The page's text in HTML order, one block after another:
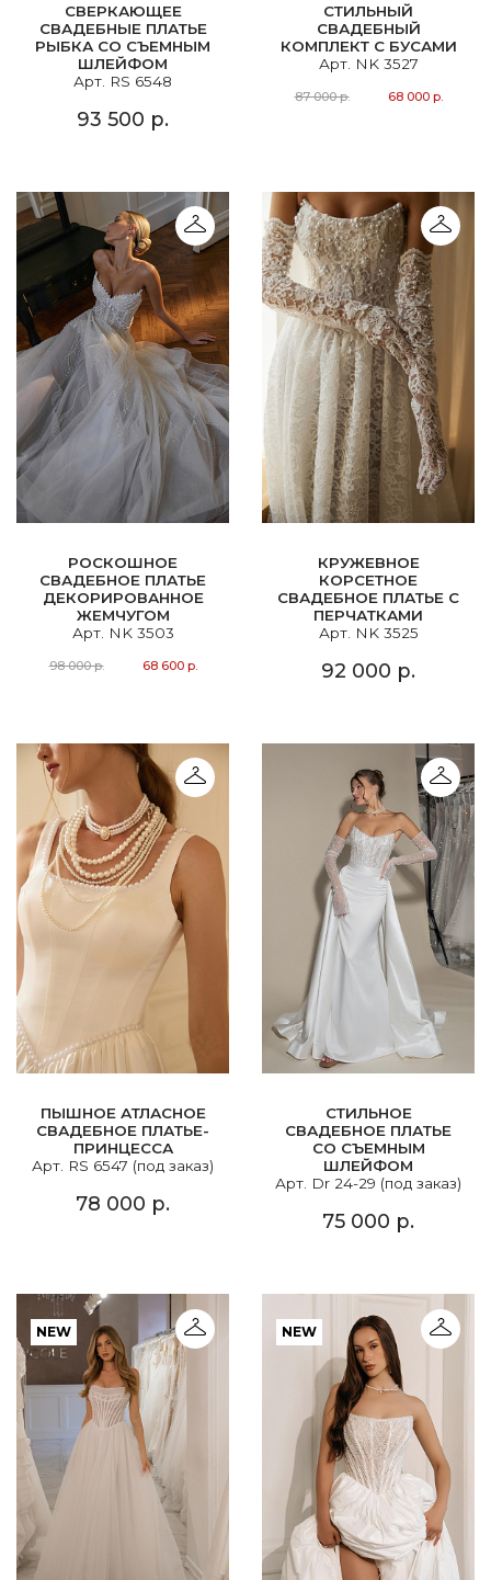
СВЕРКАЮЩЕЕ
СВАДЕБНЫЕ ПЛАТЬЕ
РЫБКА СО СЪЕМНЫМ
ШЛЕЙФОМ
Арт. RS 6548
93 500 р.
СТИЛЬНЫЙ
СВАДЕБНЫЙ
КОМПЛЕКТ С БУСАМИ
Арт. NK 3527
87 000 р. 68 000 р.
РОСКОШНОЕ
СВАДЕБНОЕ ПЛАТЬЕ
ДЕКОРИРОВАННОЕ
ЖЕМЧУГОМ
Арт. NK 3503
98 000 р. 68 600 р.
КРУЖЕВНОЕ
КОРСЕТНОЕ
СВАДЕБНОЕ ПЛАТЬЕ С
ПЕРЧАТКАМИ
Арт. NK 3525
92 000 р.
ПЫШНОЕ АТЛАСНОЕ
СВАДЕБНОЕ ПЛАТЬЕ-
ПРИНЦЕССА
Арт. RS 6547 (под заказ)
78 000 р.
СТИЛЬНОЕ
СВАДЕБНОЕ ПЛАТЬЕ
СО СЪЕМНЫМ
ШЛЕЙФОМ
Арт. Dr 24-29 (под заказ)
75 000 р.
NEW NEW